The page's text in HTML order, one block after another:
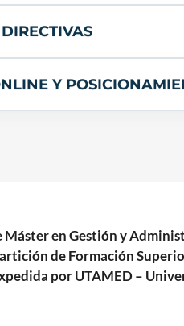
en Gestión y
de Formación
por UTAMED –